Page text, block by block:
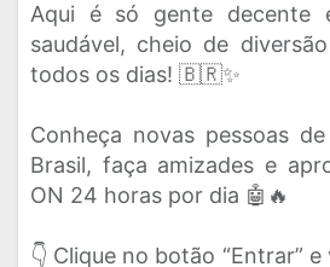
Aqui é só gente decente
saudável, cheio de
todos os dias! 🇧🇷✨
Conheça novas pessoas
Brasil, faça amizades e
ON 24 horas por dia 🤖🔥
👇 Clique no botão “Entrar”